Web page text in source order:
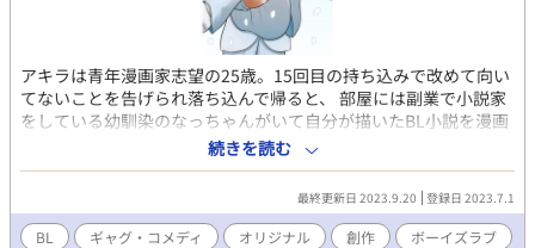
アキラは青年漫画家志望の25歳。15回目の持ち込みで改めて向い
てないことを告げられ落ち込んで帰ると、 部屋には副業で小説家
をしている幼馴染のなっちゃんがいて自分が描いたBL小説を漫画
にしてほしいと言われる。女の子側の気持ちがわからないと意味
がないというアキラに、なっちゃんは担当編集者を部屋に呼び出
続きを読む
最終更新日 2023.9.20 登録日 2023.7.1
BL ギャグ・コメディ オリジナル 創作
ボーイズラブ